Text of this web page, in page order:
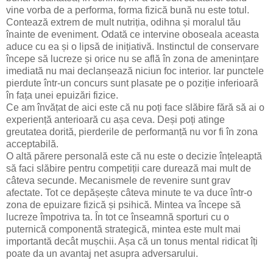
vine vorba de a performa, forma fizică bună nu este totul.
Contează extrem de mult nutriția, odihna și moralul tău
înainte de eveniment. Odată ce intervine oboseala aceasta
aduce cu ea și o lipsă de inițiativă. Instinctul de conservare
începe să lucreze și orice nu se află în zona de amenințare
imediată nu mai declanșează niciun foc interior. Iar punctele
pierdute într-un concurs sunt plasate pe o poziție inferioară
în fața unei epuizări fizice.
Ce am învățat de aici este că nu poți face slăbire fără să ai o
experiență anterioară cu așa ceva. Deși poți atinge
greutatea dorită, pierderile de performanță nu vor fi în zona
acceptabilă.
O altă părere personală este că nu este o decizie înțeleaptă
să faci slăbire pentru competiții care durează mai mult de
câteva secunde. Mecanismele de revenire sunt grav
afectate. Tot ce depășește câteva minute te va duce într-o
zona de epuizare fizică și psihică. Mintea va începe să
lucreze împotriva ta. În tot ce înseamnă sporturi cu o
puternică componentă strategică, mintea este mult mai
importantă decât mușchii. Așa că un tonus mental ridicat îți
poate da un avantaj net asupra adversarului.